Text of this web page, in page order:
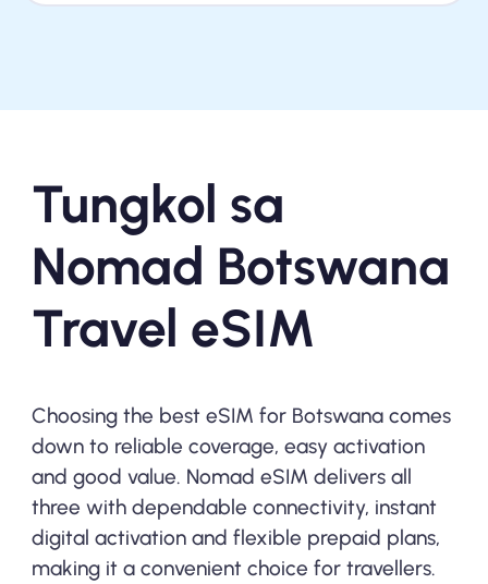
Tungkol sa
Nomad Botswana
Travel eSIM
Choosing the best eSIM for Botswana comes
down to reliable coverage, easy activation
and good value. Nomad eSIM delivers all
three with dependable connectivity, instant
digital activation and flexible prepaid plans,
making it a convenient choice for travellers.